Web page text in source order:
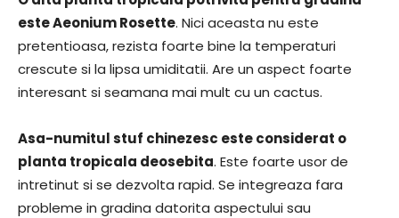
este Aeonium Rosette. Nici aceasta nu este
pretentioasa, rezista foarte bine la temperaturi
crescute si la lipsa umiditatii. Are un aspect foarte
interesant si seamana mai mult cu un cactus.
Asa-numitul stuf chinezesc este considerat o
planta tropicala deosebita. Este foarte usor de
intretinut si se dezvolta rapid. Se integreaza fara
probleme in gradina datorita aspectului sau